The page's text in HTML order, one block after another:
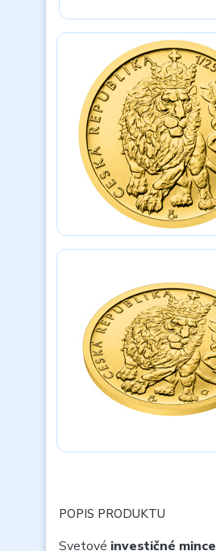
POPIS PRODUKTU
Svetové investičné mince